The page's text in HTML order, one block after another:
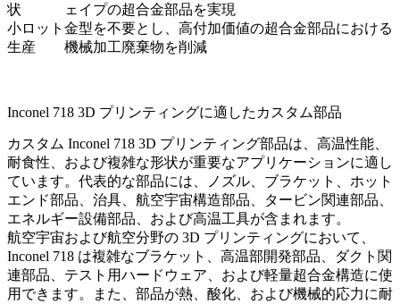
状
ェイプの超合金部品を実現
小ロット
生産
金型を不要とし、高付加価値の超合金部品における
機械加工廃棄物を削減
Inconel 718 3D プリンティングに適したカスタム部品
カスタム Inconel 718 3D プリンティング部品は、高温性能、
耐食性、および複雑な形状が重要なアプリケーションに適し
ています。代表的な部品には、ノズル、ブラケット、ホット
エンド部品、治具、航空宇宙構造部品、タービン関連部品、
エネルギー設備部品、および高温工具が含まれます。
航空宇宙および航空分野の 3D プリンティングにおいて、
Inconel 718 は複雑なブラケット、高温部開発部品、ダクト関
連部品、テスト用ハードウェア、および軽量超合金構造に使
用できます。また、部品が熱、酸化、および機械的応力に耐